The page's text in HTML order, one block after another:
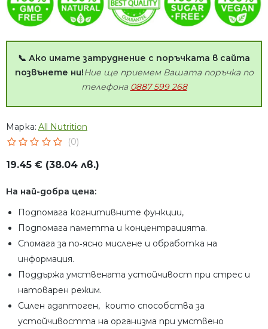
📞 Ако имате затруднение с поръчката в сайта
позвънете ни!Ние ще приемем Вашата поръчка по
телефона 0887 599 268
Марка: All Nutrition
(0)
19.45 € (38.04 лв.)
На най-добра цена:
Подпомага когнитивните функции,
Подпомага паметта и концентрацията.
Спомага за по‑ясно мислене и обработка на
информация.
Поддържа умствената устойчивост при стрес и
натоварен режим.
Силен адаптоген, които способства за
устойчивостта на организма при умствено